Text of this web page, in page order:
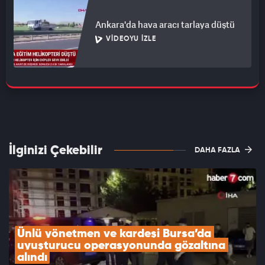
Ankara'da hava aracı tarlaya düştü
VIDEOYU İZLE
İlginizi Çekebilir DAHA FAZLA
Ünlü yönetmen ve kardeşi Bursa’da
uyuşturucu operasyonunda gözaltına
alındı